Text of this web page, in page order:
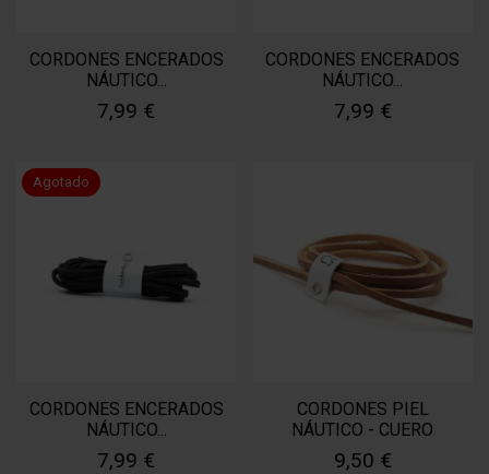
CORDONES ENCERADOS
NÁUTICO...
7,99 €
CORDONES ENCERADOS
NÁUTICO...
7,99 €
CORDONES ENCERADOS
NÁUTICO...
7,99 €
Agotado
CORDONES PIEL
NÁUTICO - CUERO
9,50 €